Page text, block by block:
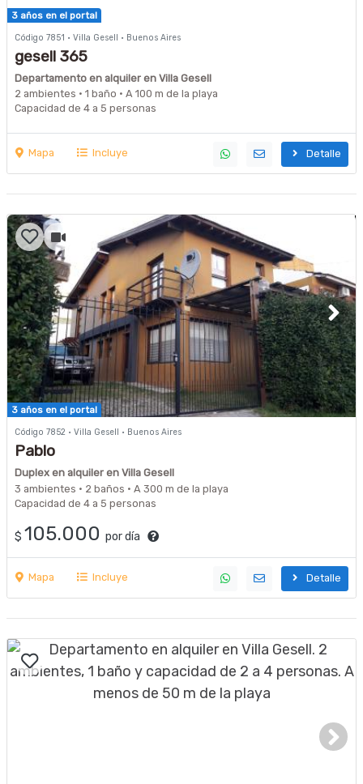
3 años en el portal
Código 7851 · Villa Gesell · Buenos Aires
gesell 365
Departamento en alquiler en Villa Gesell
2 ambientes · 1 baño · A 100 m de la playa
Capacidad de 4 a 5 personas
Mapa Incluye Detalle
3 años en el portal
Código 7852 · Villa Gesell · Buenos Aires
Pablo
Duplex en alquiler en Villa Gesell
3 ambientes · 2 baños · A 300 m de la playa
Capacidad de 4 a 5 personas
$ 105.000 por día
Mapa Incluye Detalle